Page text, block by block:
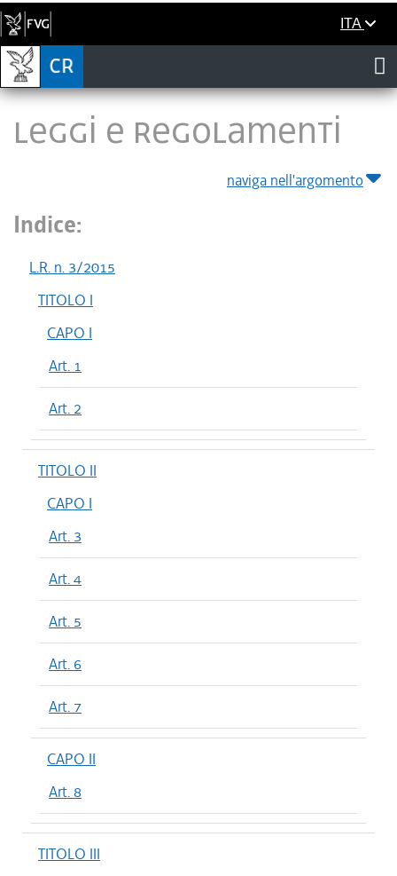
ITA
LEGGI E REGOLAMENTI
naviga nell'argomento
Indice:
L.R. n. 3/2015
TITOLO I
CAPO I
Art. 1
Art. 2
TITOLO II
CAPO I
Art. 3
Art. 4
Art. 5
Art. 6
Art. 7
CAPO II
Art. 8
TITOLO III